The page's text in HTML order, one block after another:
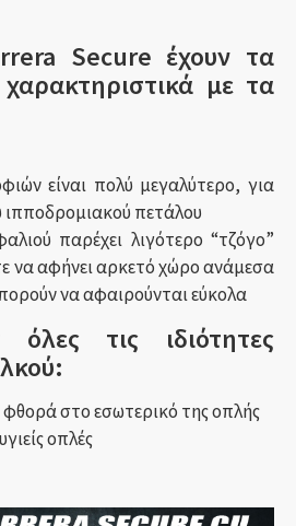
Secure έχουν τα
χαρακτηριστικά με τα
είναι πολύ μεγαλύτερο, για
πετάλου
παρέχει λιγότερο “τζόγο”
να αφήνει αρκετό χώρο ανάμεσα
να αφαιρούνται εύκολα
όλες τις ιδιότητες
φθορά στο εσωτερικό της οπλής
οπλές